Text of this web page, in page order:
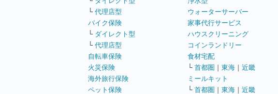
└ 代理店型
バイク保険
└ ダイレクト型
└ 代理店型
自転車保険
火災保険
海外旅行保険
ペット保険
ウォーターサーバー
家事代行サービス
ハウスクリーニング
コインランドリー
食材宅配
└ 首都圏 ｜ 東海 ｜ 近畿
ミールキット
└ 首都圏 ｜ 東海 ｜ 近畿